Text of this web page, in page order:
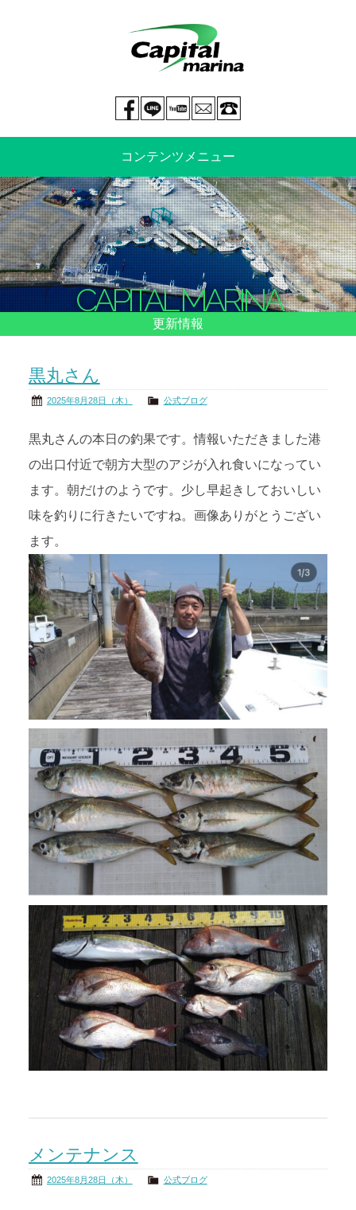
mail
You tube
LINE@
Facebook page
コンテンツメニュー
中古艇情報 新艇情報
船のご売却 整備・特殊艤装
船舶保険 マリーナ情報・料金表
茨城の海
会社概要 リンク
CAPITAL MARINA
更新情報
黒丸さん
2025年8月28日（木） 公式ブログ
黒丸さんの本日の釣果です。情報いただきました港
の出口付近で朝方大型のアジが入れ食いになってい
ます。朝だけのようです。少し早起きしておいしい
味を釣りに行きたいですね。画像ありがとうござい
ます。
メンテナンス
2025年8月28日（木） 公式ブログ